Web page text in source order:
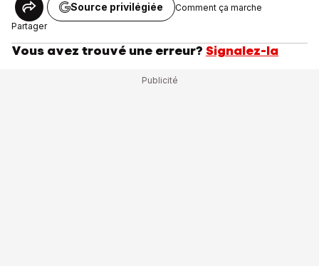
Partager
Source privilégiée Comment ça marche
Vous avez trouvé une erreur? Signalez-la